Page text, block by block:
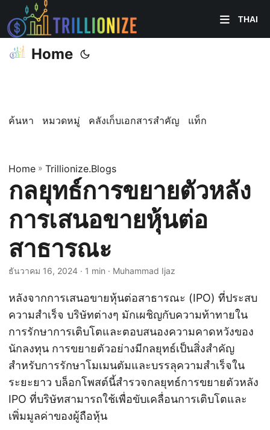
THAI
Home
ค้นหา หมวดหมู่ คลังเก็บเอกสารสำคัญ แท็ก
Home » Trillionize.Blogs
กลยุทธ์การขยายตัวหลัง
การเสนอขายหุ้นต่อ
สาธารณะ
ธันวาคม 16, 2024 · 1 min · Muhammad Ijaz
หลังจากการเสนอขายหุ้นต่อสาธารณะ (IPO) ที่ประสบ
ความสำเร็จ บริษัทต่างๆ มักเผชิญกับความท้าทายใน
การรักษาการเติบโตและตอบสนองความคาดหวังของ
นักลงทุน การขยายตัวอย่างมีกลยุทธ์เป็นสิ่งสำคัญ
สำหรับการรักษาโมเมนตัมและบรรลุความสำเร็จใน
ระยะยาว บล็อกโพสต์นี้สำรวจกลยุทธ์การขยายตัวหลัง
IPO ที่บริษัทสามารถใช้เพื่อขับเคลื่อนการเติบโตและ
เพิ่มมูลค่าของผู้ถือหุ้น